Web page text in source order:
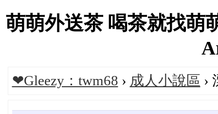
萌萌外送茶 喝茶就找萌
❤Gleezy：twm68 › 成人小說區 ›